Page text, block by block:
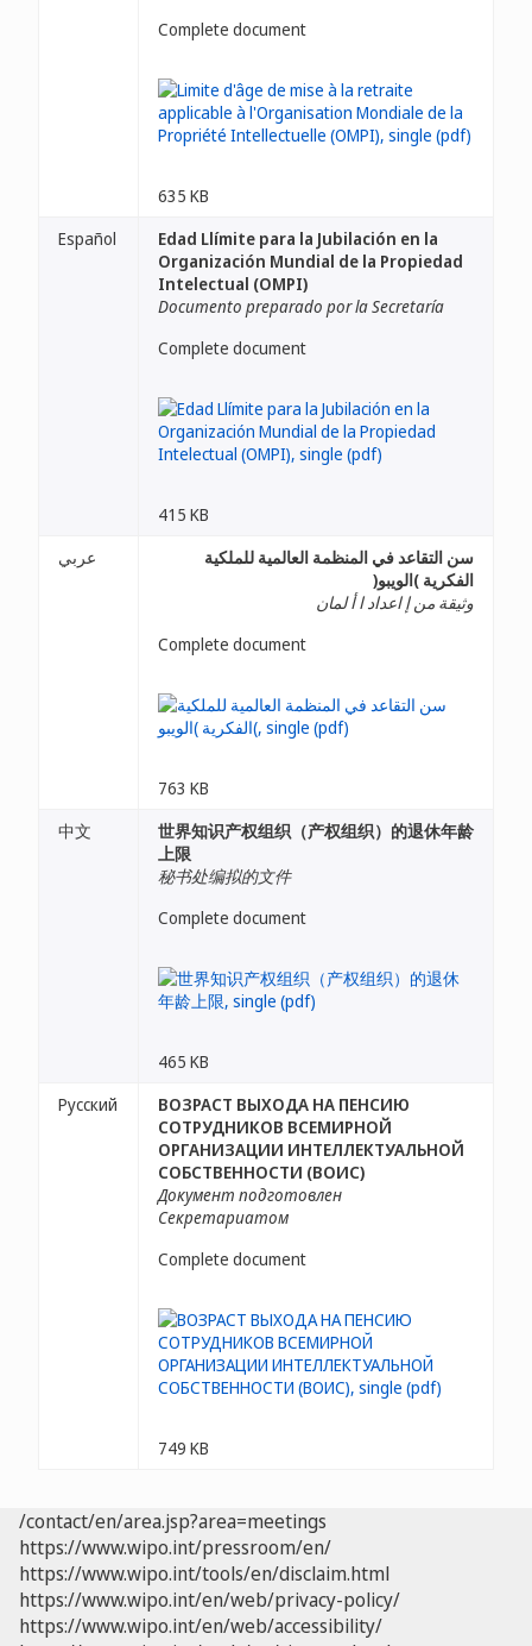
Complete document
635 KB
Español
Edad Llímite para la Jubilación en la
Organización Mundial de la Propiedad
Intelectual (OMPI)
Documento preparado por la Secretaría
Complete document
415 KB
عربي
سن التقاعد في المنظمة العالمية للملكية
الفكرية )الويبو(
وثيقة من إ اعداد ا أ لمان
Complete document
763 KB
中文
世界知识产权组织（产权组织）的退休年龄
上限
秘书处编拟的文件
Complete document
465 KB
Русский
ВОЗРАСТ ВЫХОДА НА ПЕНСИЮ
СОТРУДНИКОВ ВСЕМИРНОЙ
ОРГАНИЗАЦИИ ИНТЕЛЛЕКТУАЛЬНОЙ
СОБСТВЕННОСТИ (ВОИС)
Документ подготовлен
Секретариатом
Complete document
749 KB
/contact/en/area.jsp?area=meetings
https://www.wipo.int/pressroom/en/
https://www.wipo.int/tools/en/disclaim.html
https://www.wipo.int/en/web/privacy-policy/
https://www.wipo.int/en/web/accessibility/